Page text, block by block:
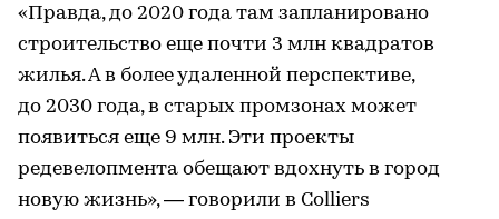
«Правда, до 2020 года там запланировано
строительство еще почти 3 млн квадратов
жилья. А в более удаленной перспективе,
до 2030 года, в старых промзонах может
появиться еще 9 млн. Эти проекты
редевелопмента обещают вдохнуть в город
новую жизнь», — говорили в Colliers